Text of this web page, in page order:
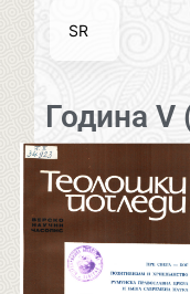
Година V
SR
EN